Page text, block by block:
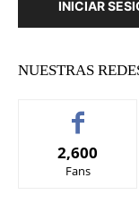
INICIAR
NUESTRAS
2,600
Fans